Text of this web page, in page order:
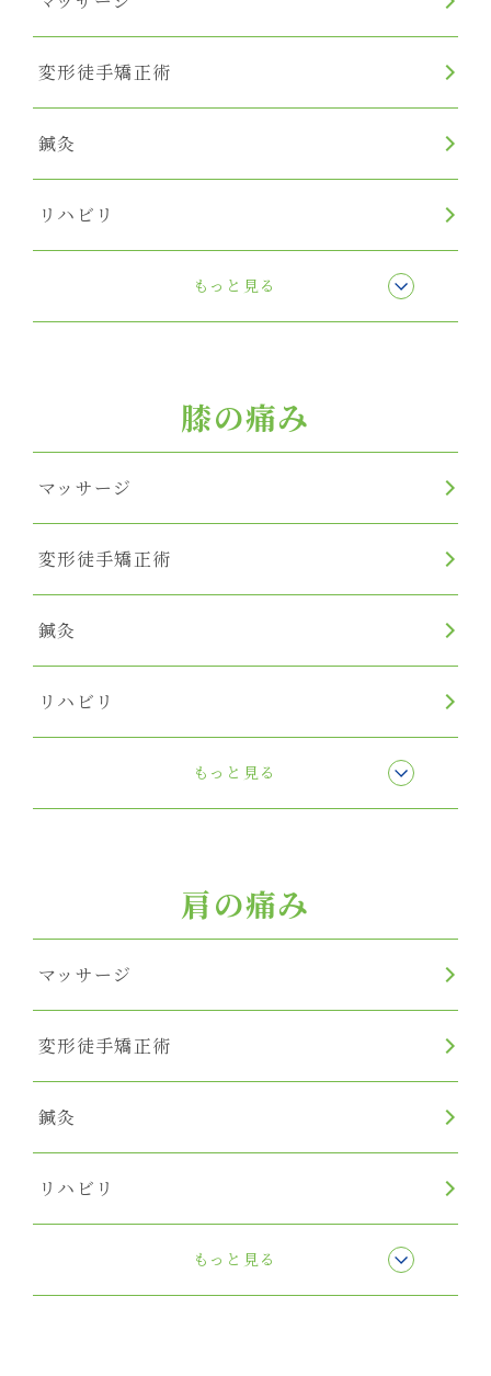
変形徒手矯正術
鍼灸
リハビリ
もっと見る
膝の痛み
マッサージ
変形徒手矯正術
鍼灸
リハビリ
もっと見る
肩の痛み
マッサージ
変形徒手矯正術
鍼灸
リハビリ
もっと見る